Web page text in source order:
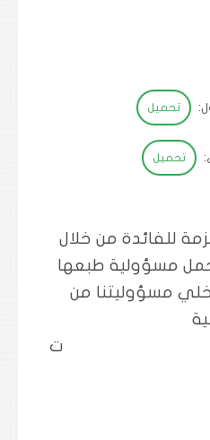
تحميل
تحميل
للفائدة من خلال
مسؤولية طبعها
مسؤوليتنا من
ت